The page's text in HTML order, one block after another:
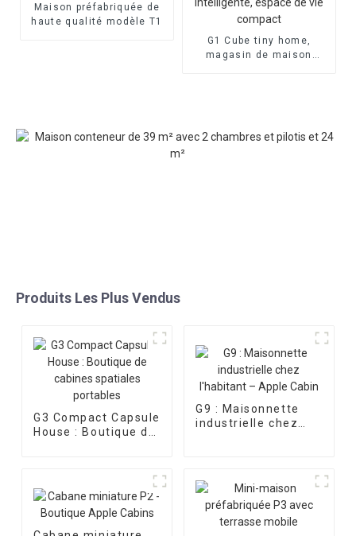
Maison préfabriquée de
haute qualité modèle T1
G1 Cube tiny home,
magasin de maison
Produits Les Plus Vendus
G3 Compact Capsule
House : Boutique de
G9 : Maisonnette
industrielle chez